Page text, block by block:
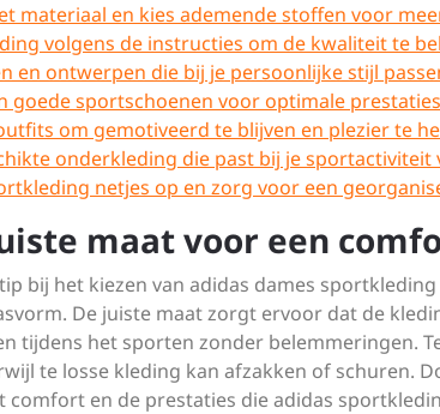
materiaal en kies ademende stoffen voor
volgens de instructies om de kwaliteit te
en ontwerpen die bij je persoonlijke stijl
goede sportschoenen voor optimale
om gemotiveerd te blijven en plezier te
onderkleding die past bij je
netjes op en zorg voor een
maat voor een
bij het kiezen van adidas dames
De juiste maat zorgt ervoor dat de
tijdens het sporten zonder belemmeringen.
te losse kleding kan afzakken of schuren.
comfort en de prestaties die adidas